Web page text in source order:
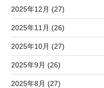
2025年12月 (27)
2025年11月 (26)
2025年10月 (27)
2025年9月 (26)
2025年8月 (27)